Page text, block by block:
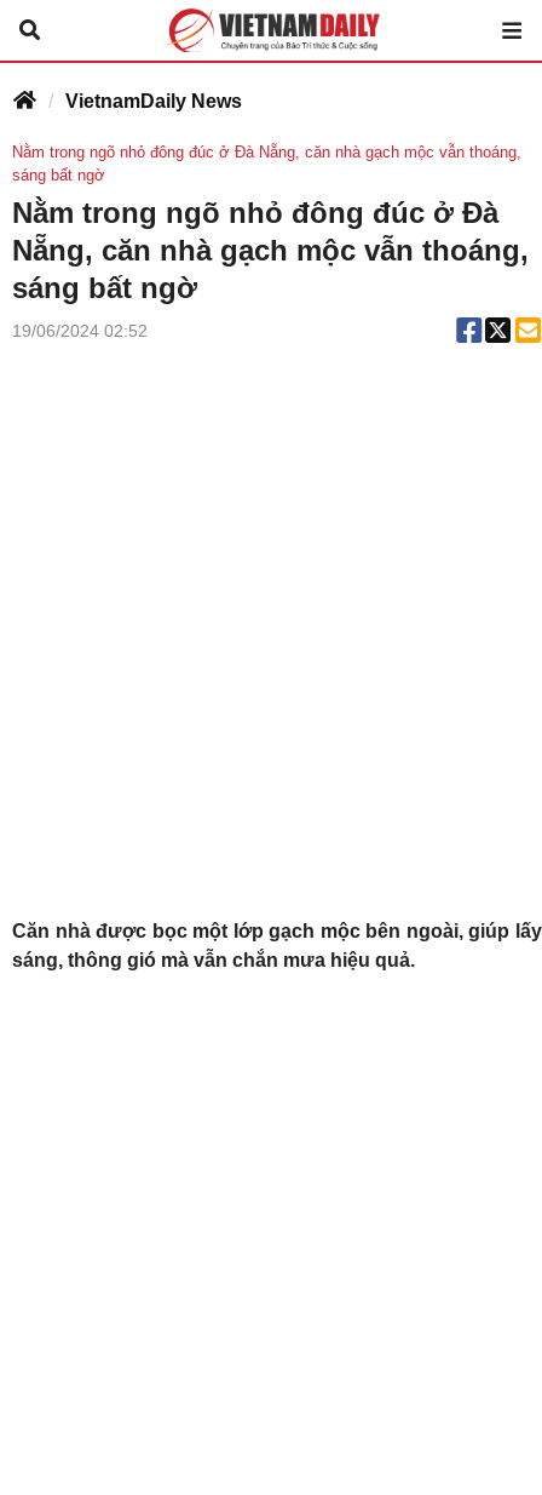
VietnamDaily News
Nằm trong ngõ nhỏ đông đúc ở Đà Nẵng, căn nhà gạch mộc vẫn thoáng,
sáng bất ngờ
Nằm trong ngõ nhỏ đông đúc ở Đà
Nẵng, căn nhà gạch mộc vẫn thoáng,
sáng bất ngờ
19/06/2024 02:52
Căn nhà được bọc một lớp gạch mộc bên ngoài, giúp lấy
sáng, thông gió mà vẫn chắn mưa hiệu quả.